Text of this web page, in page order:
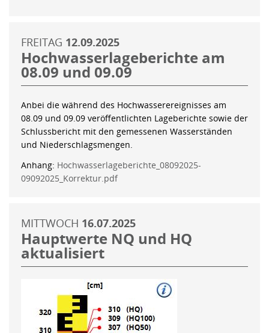
FREITAG 12.09.2025
Hochwasserlageberichte am
08.09 und 09.09
Anbei die während des Hochwasserereignisses am
08.09 und 09.09 veröffentlichten Lageberichte sowie der
Schlussbericht mit den gemessenen Wasserständen
und Niederschlagsmengen.
Anhang: Hochwasserlageberichte_08092025-
09092025_Korrektur.pdf
MITTWOCH 16.07.2025
Hauptwerte NQ und HQ
aktualisiert